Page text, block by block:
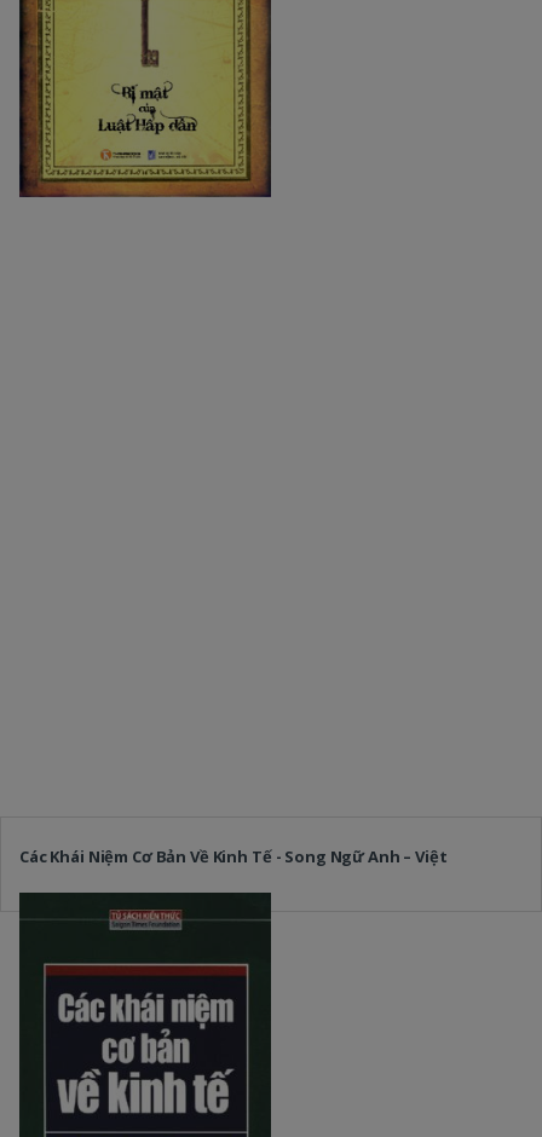
Các Khái Niệm Cơ Bản Về Kinh Tế - Song Ngữ Anh – Việt